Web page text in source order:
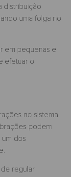
distribuição
uma folga no
em pequenas e
efetuar o
no sistema
podem
dos
regular